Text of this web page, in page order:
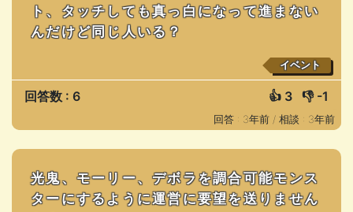
ト、タッチしても真っ白になって進まない
んだけど同じ人いる？
イベント
回答数 : 6 👍 3 👎 -1
回答 : 3年前 / 相談 : 3年前
光鬼、モーリー、デボラを調合可能モンス
ターにするように運営に要望を送りません